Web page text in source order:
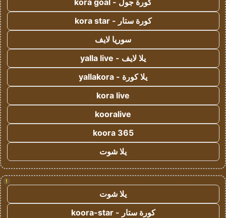
كورة جول - kora goal
كورة ستار - kora star
سوريا لايف
يلا لايف - yalla live
يلا كورة - yallakora
kora live
kooralive
koora 365
يلا شوت
!
يلا شوت
كورة ستار - koora-star